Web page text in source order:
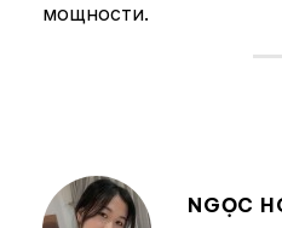
мощности.
NGỌC